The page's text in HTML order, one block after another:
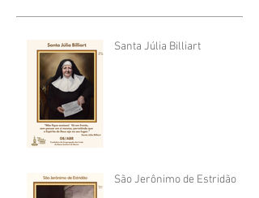
Santa Júlia Billiart
São Jerônimo de Estridão